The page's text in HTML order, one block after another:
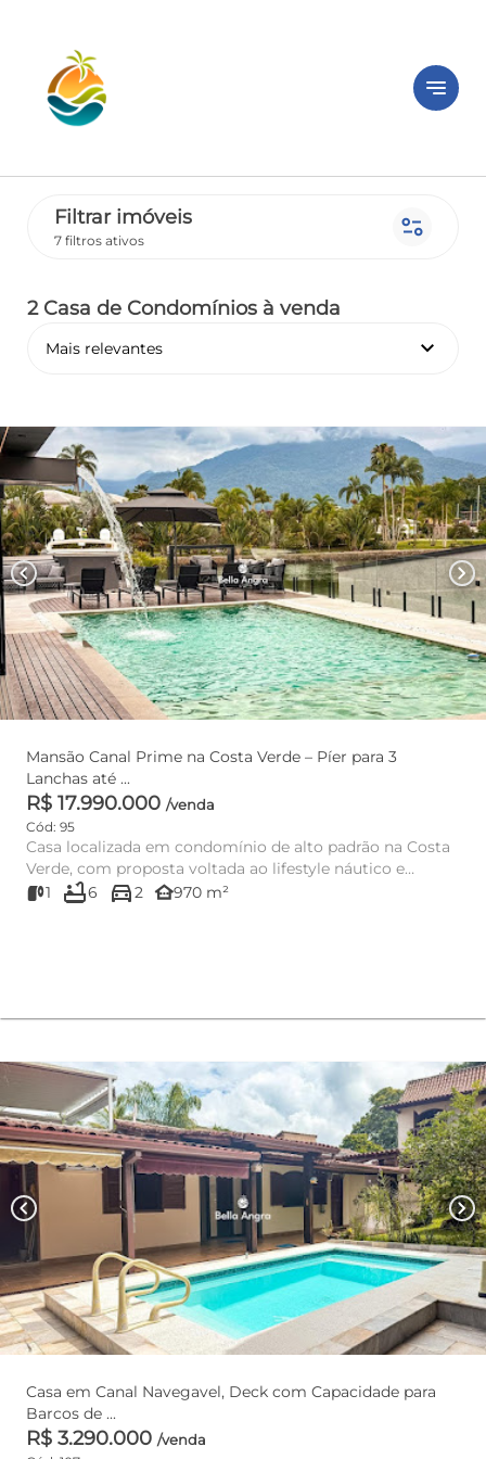
notes
Filtrar imóveis
7 filtros ativos page_info
2 Casa de Condomínios à venda
Mais relevantes keyboard_arrow_down
chevron_left chevron_right
Mansão Canal Prime na Costa Verde – Píer para 3
Lanchas até ...
R$ 17.990.000 /venda
Cód: 95
Casa localizada em condomínio de alto padrão na Costa
Verde, com proposta voltada ao lifestyle náutico e
integração tota...
1 bathtub6 directions_car2 other_houses970 m²
chevron_left chevron_right
Casa em Canal Navegavel, Deck com Capacidade para
Barcos de ...
R$ 3.290.000 /venda